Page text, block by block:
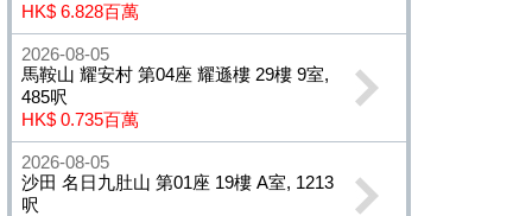
HK$ 6.828百萬
2026-08-05
馬鞍山 耀安村 第04座 耀遜樓 29樓 9室,
485呎
HK$ 0.735百萬
2026-08-05
沙田 名日九肚山 第01座 19樓 A室, 1213
呎